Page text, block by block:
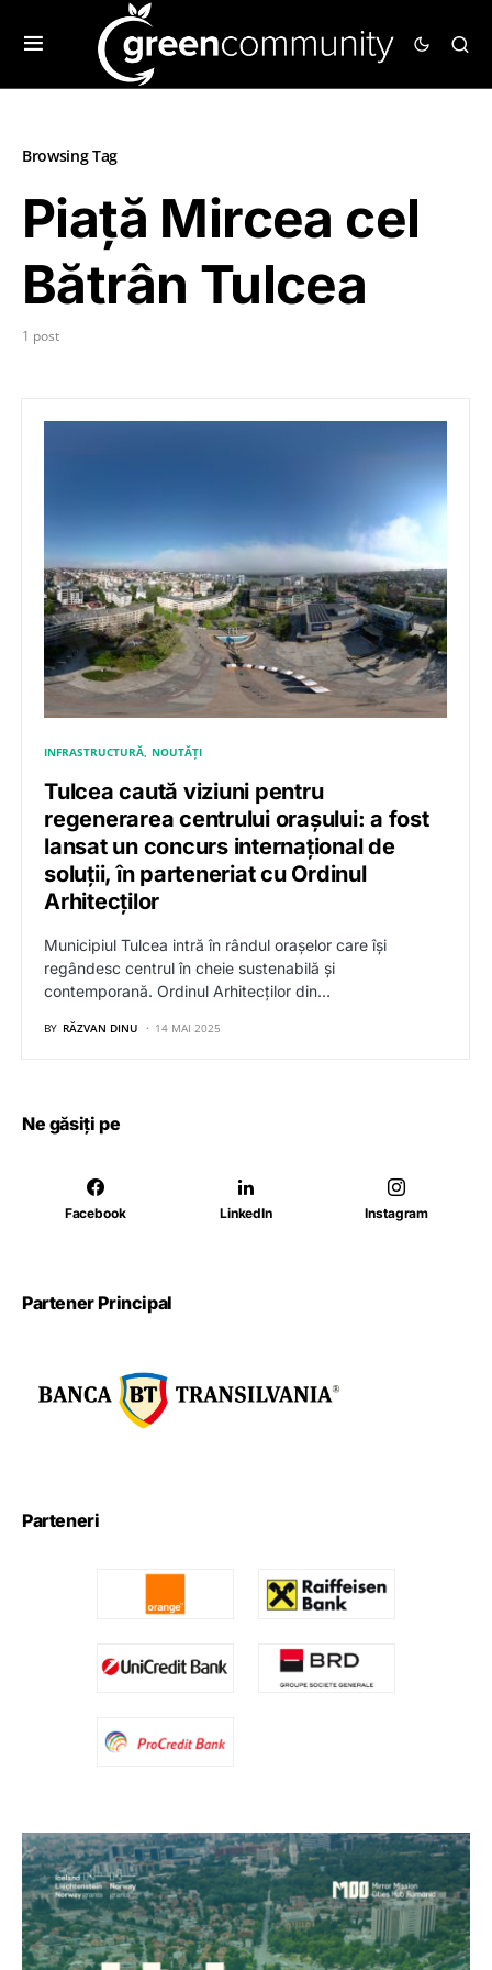
Browsing Tag
Piață Mircea cel
Bătrân Tulcea
1 post
INFRASTRUCTURĂ NOUTĂȚI
Tulcea caută viziuni pentru
regenerarea centrului orașului: a fost
lansat un concurs internațional de
soluții, în parteneriat cu Ordinul
Arhitecților
Municipiul Tulcea intră în rândul orașelor care își
regândesc centrul în cheie sustenabilă și
contemporană. Ordinul Arhitecților din…
BY RĂZVAN DINU 14 MAI 2025
Ne găsiți pe
Facebook LinkedIn Instagram
Partener Principal
Parteneri